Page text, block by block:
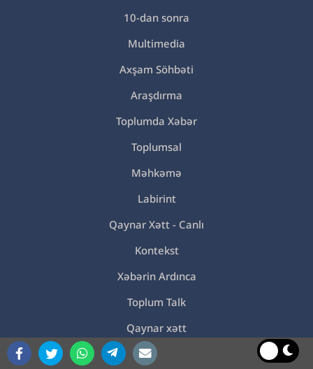
10-dan sonra
Multimedia
Axşam Söhbəti
Araşdırma
Toplumda Xəbər
Toplumsal
Məhkəmə
Labirint
Qaynar Xətt - Canlı
Kontekst
Xəbərin Ardınca
Toplum Talk
Qaynar xətt